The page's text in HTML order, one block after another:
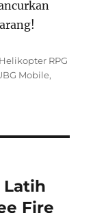
Tags
Helikopter RPG
Mobile,
Latih
Fire